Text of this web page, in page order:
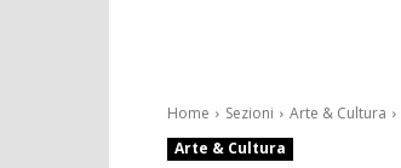
Home Sezioni Arte & Cultura
Arte & Cultura